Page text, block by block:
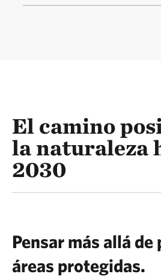
El camino
la naturaleza
2030
Pensar más allá de
áreas protegidas.